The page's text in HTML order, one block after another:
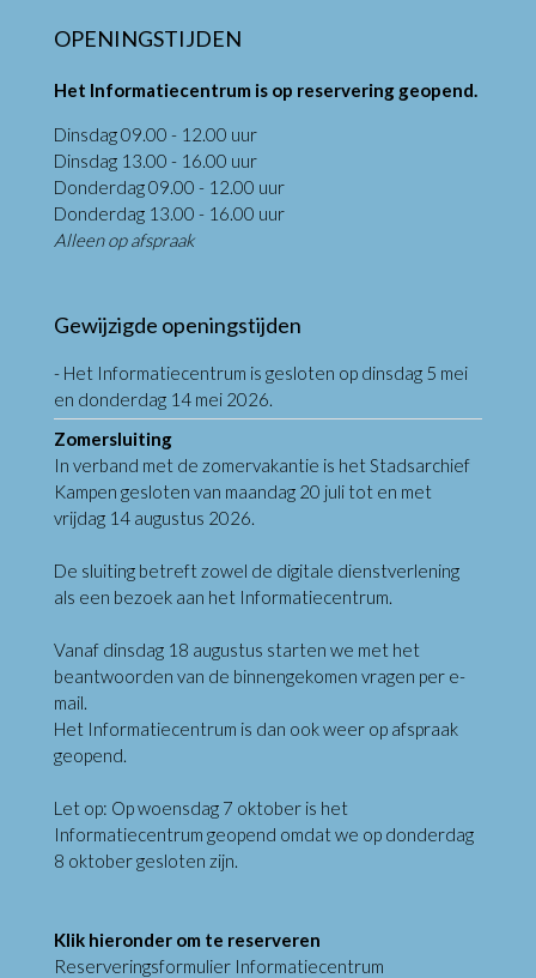
OPENINGSTIJDEN
Het Informatiecentrum is op reservering geopend.
Dinsdag 09.00 - 12.00 uur
Dinsdag 13.00 - 16.00 uur
Donderdag 09.00 - 12.00 uur
Donderdag 13.00 - 16.00 uur
Alleen op afspraak
Gewijzigde openingstijden
- Het Informatiecentrum is gesloten op dinsdag 5 mei
en donderdag 14 mei 2026.
Zomersluiting
In verband met de zomervakantie is het Stadsarchief
Kampen gesloten van maandag 20 juli tot en met
vrijdag 14 augustus 2026.
De sluiting betreft zowel de digitale dienstverlening
als een bezoek aan het Informatiecentrum.
Vanaf dinsdag 18 augustus starten we met het
beantwoorden van de binnengekomen vragen per e-
mail.
Het Informatiecentrum is dan ook weer op afspraak
geopend.
Let op: Op woensdag 7 oktober is het
Informatiecentrum geopend omdat we op donderdag
8 oktober gesloten zijn.
Klik hieronder om te reserveren
Reserveringsformulier Informatiecentrum